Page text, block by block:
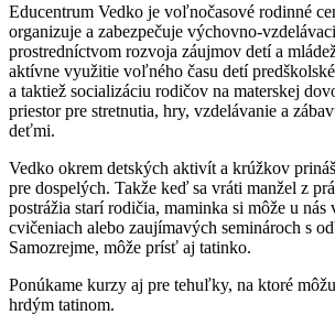
Educentrum Vedko je voľnočasové rodinné
organizuje a zabezpečuje výchovno-
prostredníctvom rozvoja záujmov detí a
aktívne využitie voľného času detí
a taktiež socializáciu rodičov na materskej
priestor pre stretnutia, hry, vzdelávanie a
deťmi.
Vedko okrem detských aktivít a krúžkov
pre dospelých. Takže keď sa vráti manžel z
postrážia starí rodičia, maminka si môže u
cvičeniach alebo zaujímavých seminároch s
Samozrejme, môže prísť aj tatinko.
Ponúkame kurzy aj pre tehuľky, na ktoré
hrdým tatinom.